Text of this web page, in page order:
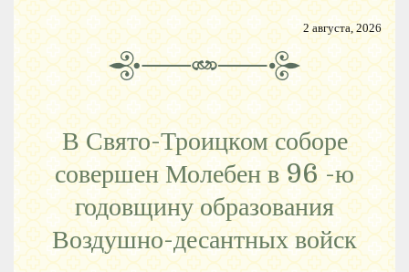
2 августа, 2026
В Свято-Троицком соборе
совершен Молебен в 96 -ю
годовщину образования
Воздушно-десантных войск